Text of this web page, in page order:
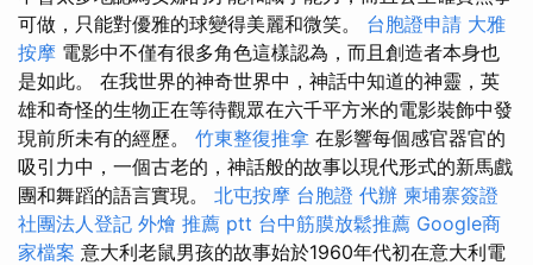
可做，只能對優雅的球變得美麗和微笑。 台胞證申請 大雅
按摩 電影中不僅有很多角色這樣認為，而且創造者本身也
是如此。 在我世界的神奇世界中，神話中知道的神靈，英
雄和奇怪的生物正在等待觀眾在六千平方米的電影裝飾中發
現前所未有的經歷。 竹東整復推拿 在影響每個感官器官的
吸引力中，一個古老的，神話般的故事以現代形式的新馬戲
團和舞蹈的語言實現。 北屯按摩 台胞證 代辦 柬埔寨簽證
社團法人登記 外燴 推薦 ptt 台中筋膜放鬆推薦 Google商
家檔案 意大利老鼠男孩的故事始於1960年代初在意大利電